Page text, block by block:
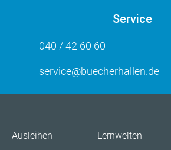
Service
040 / 42 60 60
service@buecherhallen.de
Ausleihen Lernwelten